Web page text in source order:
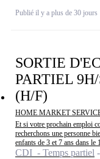
Publié il y a plus de 30 jours
SORTIE
PARTIEL
(H/F)
HOME MARKET
Et si votre prochain emploi
recherchons une personne
enfants de 3 et 7 ans dans le
CDI - Temps partiel